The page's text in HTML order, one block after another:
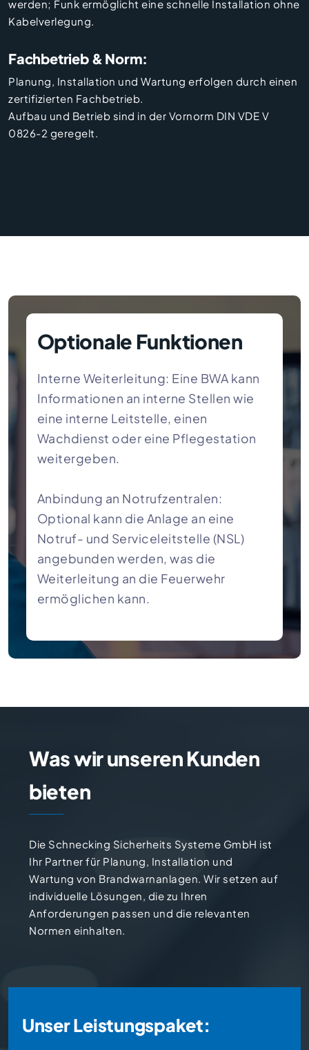
werden; Funk ermöglicht eine schnelle Installation ohne
Kabelverlegung.
Fachbetrieb & Norm:
Planung, Installation und Wartung erfolgen durch einen
zertifizierten Fachbetrieb.
Aufbau und Betrieb sind in der Vornorm DIN VDE V
0826-2 geregelt.
Optionale Funktionen
Interne Weiterleitung: Eine BWA kann
Informationen an interne Stellen wie
eine interne Leitstelle, einen
Wachdienst oder eine Pflegestation
weitergeben.
Anbindung an Notrufzentralen:
Optional kann die Anlage an eine
Notruf- und Serviceleitstelle (NSL)
angebunden werden, was die
Weiterleitung an die Feuerwehr
ermöglichen kann.
Was wir unseren Kunden
bieten
Die Schnecking Sicherheits Systeme GmbH ist
Ihr Partner für Planung, Installation und
Wartung von Brandwarnanlagen. Wir setzen auf
individuelle Lösungen, die zu Ihren
Anforderungen passen und die relevanten
Normen einhalten.
Unser Leistungspaket: